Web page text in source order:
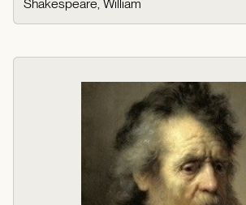
Shakespeare, William